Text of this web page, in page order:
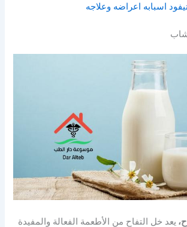
اسبابه اعراضه وعلاجه
يعد خل التفاح من الأطعمة الفعالة والمفيدة